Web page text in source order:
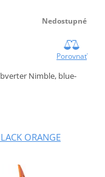
Nedostupné
Porovnať
Nimble, blue-
ORANGE